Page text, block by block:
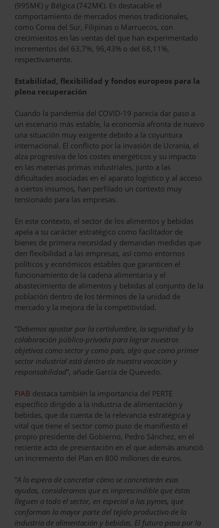
(995M€) y Bélgica (742M€). Es destacable el
comportamiento de mercados menos tradicionales,
como Corea del Sur, Filipinas o Marruecos, con
crecimientos en las ventas del que han experimentado
incrementos del 63,7%, 96,43% o del 68,11%,
respectivamente.
Estabilidad, flexibilidad y fondos europeos para la
plena recuperación
Cuando la pandemia del COVID-19 parecía dar paso a
un escenario más estable, la economía afronta de nuevo
una situación muy exigente debido a la coyuntura
internacional. El conflicto por la invasión de Ucrania, el
alza progresiva de los costes energéticos y su impacto
en las materias primas industriales, junto a las
dificultades asociadas en el aparato logístico y al acceso
a ciertos insumos, han perfilado un contexto muy
tensionado para las empresas.
En este contexto, el sector de los alimentos y bebidas
apela a su carácter estratégico como facilitador de
bienes de primera necesidad y demandan medidas que
den flexibilidad a las empresas, así como entornos
políticos y económicos estables que garanticen el
funcionamiento de la cadena alimentaria y el
abastecimiento de alimentos y bebidas al conjunto de la
población dentro de los términos de la unidad de
mercado y la mejora de la competitividad.
“Debemos apostar por la certidumbre, la seguridad y la
colaboración público-privada para lograr nuestros
objetivos como sector y como país, algo que como primer
sector industrial está dentro de nuestra vocación y
responsabilidad”, añade García de Quevedo.
FIAB destaca también la importancia del PERTE
específico dirigido a la industria de alimentación y
bebidas, que da cuenta de la relevancia estratégica y
vital que tiene el sector como puso de manifiesto el
propio presidente del Gobierno, Pedro Sánchez, en el
reciente acto de presentación en el que además anunció
un incremento del Plan en 800 millones de euros.
“A la espera de concretar cómo se concretarán esas
ayudas, consideramos que es imprescindible que éstas
lleguen a todo el sector, en especial a las pymes, que
conforman la mayor parte del tejido productivo de la
industria de alimentación y bebidas. El futuro pasa por la